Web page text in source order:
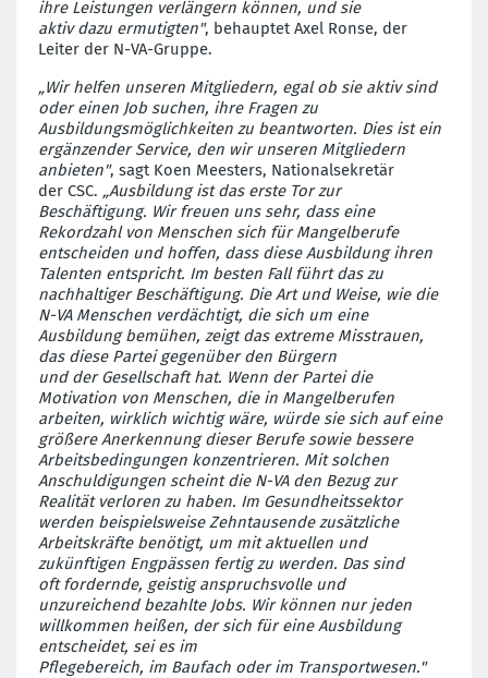
ihre Leistungen verlängern können, und sie
aktivdazu ermutigten", behauptet Axel Ronse, der
Leiter der N-VA-Gruppe.
„Wir helfen unseren Mitgliedern, egal ob sie aktiv sind
oder einen Job suchen, ihre Fragen zu
Ausbildungsmöglichkeiten zu beantworten. Dies ist ein
ergänzender Service, den wir unseren Mitgliedern
anbieten", sagt Koen Meesters, Nationalsekretär
der CSC. „Ausbildung ist das erste Tor zur
Beschäftigung. Wir freuen uns sehr, dass eine
Rekordzahl von Menschen sich für Mangelberufe
entscheiden und hoffen, dass diese Ausbildung ihren
Talenten entspricht. Im besten Fall führt das zu
nachhaltiger Beschäftigung. Die Art und Weise, wie die
N-VA Menschen verdächtigt, die sich um eine
Ausbildung bemühen, zeigt das extreme Misstrauen,
das diese Partei gegenüberden Bürgern
und derGesellschaft hat. Wenn der Partei die
Motivation von Menschen, die in Mangelberufen
arbeiten, wirklich wichtig wäre, würde sie sich auf eine
größere Anerkennung dieser Berufe sowie bessere
Arbeitsbedingungen konzentrieren. Mit solchen
Anschuldigungen scheint die N-VA den Bezug zur
Realität verloren zu haben. Im Gesundheitssektor
werden beispielsweise Zehntausende zusätzliche
Arbeitskräfte benötigt, um mit aktuellen und
zukünftigen Engpässen fertig zu werden. Das sind
oft fordernde, geistiganspruchsvolle und
unzureichend bezahlte Jobs. Wir können nur jeden
willkommen heißen, der sich für eine Ausbildung
entscheidet, sei es im
Pflegebereich, im Baufach oderim Transportwesen."